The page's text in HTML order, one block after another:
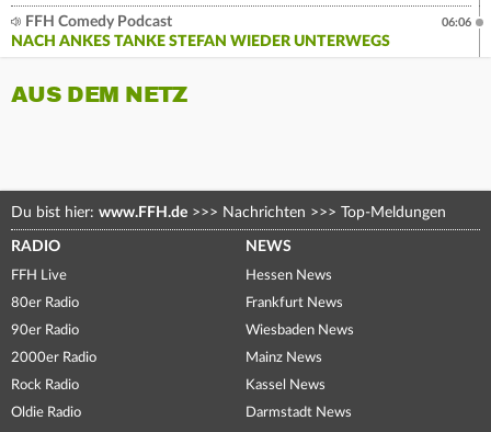
FFH Comedy Podcast
NACH ANKES TANKE STEFAN WIEDER UNTERWEGS
06:06
AUS DEM NETZ
Du bist hier: www.FFH.de >>> Nachrichten >>> Top-Meldungen
RADIO
FFH Live
80er Radio
90er Radio
2000er Radio
Rock Radio
Oldie Radio
NEWS
Hessen News
Frankfurt News
Wiesbaden News
Mainz News
Kassel News
Darmstadt News